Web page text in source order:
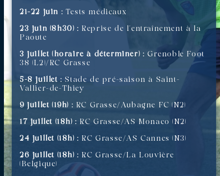
21-22 juin : Tests médicaux
23 juin (8h30) : Reprise de l’entraînement à la
Paoute
3 juillet (horaire à déterminer) : Grenoble Foot
38 (L2)/RC Grasse
5-8 juillet : Stade de pré-saison à Saint-
Vallier-de-Thiey
9 juillet (19h) : RC Grasse/Aubagne FC (N2)
17 juillet (18h) : RC Grasse/AS Monaco (N2)
24 juillet (18h) : RC Grasse/AS Cannes (N3)
26 juillet (18h) : RC Grasse/La Louvière
(Belgique)